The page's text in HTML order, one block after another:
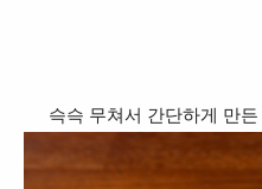
슥슥 무쳐서 간단하게 만